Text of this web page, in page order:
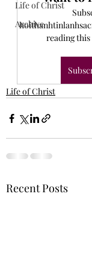
Life of Christ
Archive
reading
Life of Christ
Recent Posts